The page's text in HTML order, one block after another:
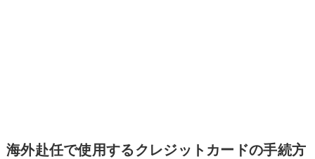
海外赴任で使用するクレジットカードの手続方